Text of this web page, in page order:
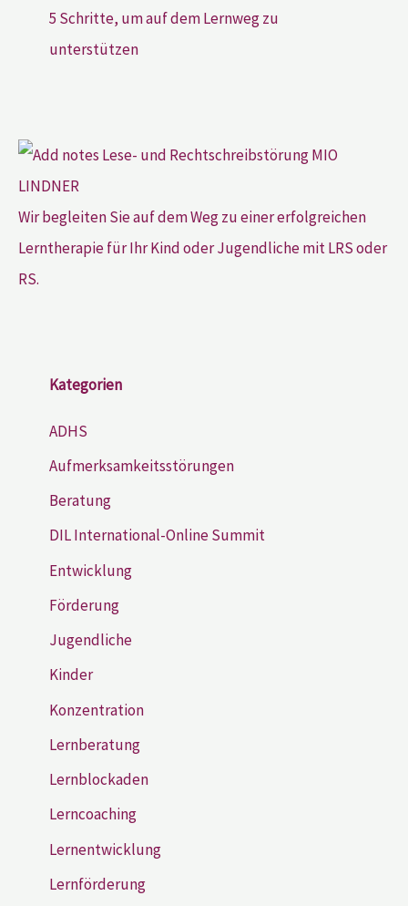
5 Schritte, um auf dem Lernweg zu
unterstützen
Wir begleiten Sie auf dem Weg zu einer erfolgreichen
Lerntherapie für Ihr Kind oder Jugendliche mit LRS oder
RS.
Kategorien
ADHS
Aufmerksamkeitsstörungen
Beratung
DIL International-Online Summit
Entwicklung
Förderung
Jugendliche
Kinder
Konzentration
Lernberatung
Lernblockaden
Lerncoaching
Lernentwicklung
Lernförderung